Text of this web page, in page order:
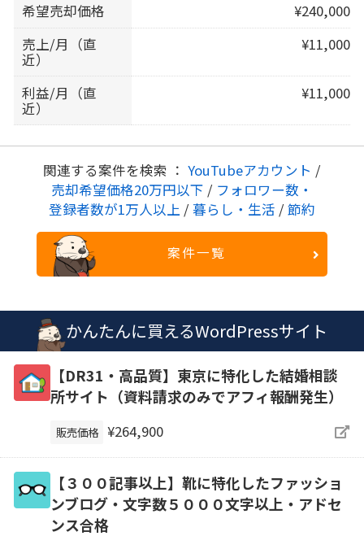
希望売却価格
¥240,000
売上/月（直
近）
¥11,000
利益/月（直
近）
¥11,000
関連する案件を検索 ： YouTubeアカウント /
売却希望価格20万円以下 / フォロワー数・
登録者数が1万人以上 / 暮らし・生活 / 節約
案件一覧
かんたんに買えるWordPressサイト
【DR31・高品質】東京に特化した結婚相談
所サイト（資料請求のみでアフィ報酬発生）
販売価格 ¥264,900
【３００記事以上】靴に特化したファッショ
ンブログ・文字数５０００文字以上・アドセ
ンス合格